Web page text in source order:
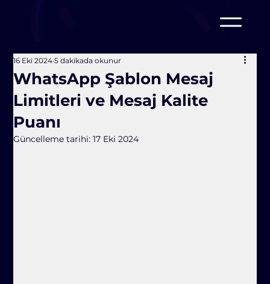
WhatsApp Şablon Mesaj
Limitleri ve Mesaj Kalite
Puanı
16 Eki 2024 5 dakikada okunur
Güncelleme tarihi:17 Eki 2024